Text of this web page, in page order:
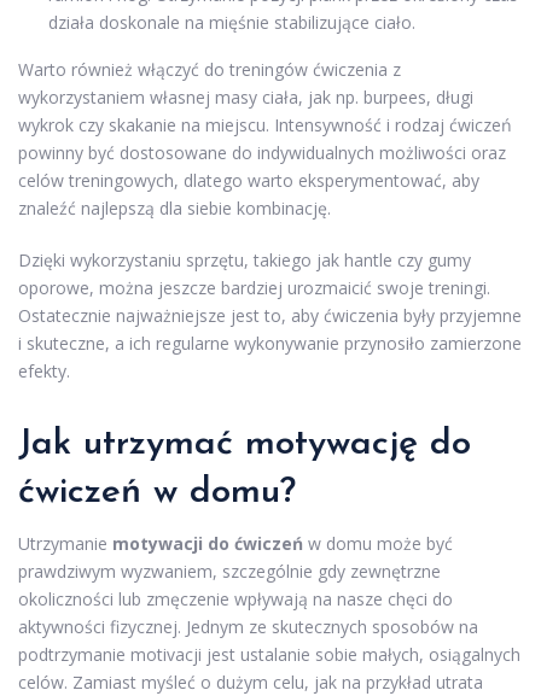
działa doskonale na mięśnie stabilizujące ciało.
Warto również włączyć do treningów ćwiczenia z
wykorzystaniem własnej masy ciała, jak np. burpees, długi
wykrok czy skakanie na miejscu. Intensywność i rodzaj ćwiczeń
powinny być dostosowane do indywidualnych możliwości oraz
celów treningowych, dlatego warto eksperymentować, aby
znaleźć najlepszą dla siebie kombinację.
Dzięki wykorzystaniu sprzętu, takiego jak hantle czy gumy
oporowe, można jeszcze bardziej urozmaicić swoje treningi.
Ostatecznie najważniejsze jest to, aby ćwiczenia były przyjemne
i skuteczne, a ich regularne wykonywanie przynosiło zamierzone
efekty.
Jak utrzymać motywację do
ćwiczeń w domu?
Utrzymanie motywacji do ćwiczeń w domu może być
prawdziwym wyzwaniem, szczególnie gdy zewnętrzne
okoliczności lub zmęczenie wpływają na nasze chęci do
aktywności fizycznej. Jednym ze skutecznych sposobów na
podtrzymanie motivacji jest ustalanie sobie małych, osiągalnych
celów. Zamiast myśleć o dużym celu, jak na przykład utrata